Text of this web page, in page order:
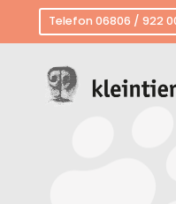
Telefon 06806 / 922